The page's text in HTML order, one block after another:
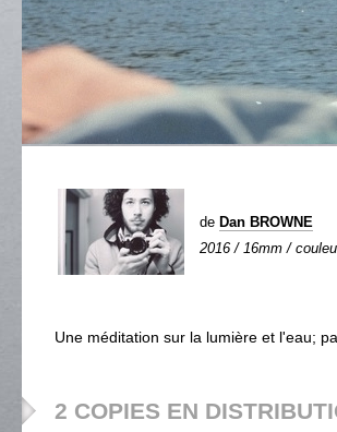
de Dan BROWNE
2016 / 16mm /
Une méditation sur la lumière et l'eau;
2 COPIES EN